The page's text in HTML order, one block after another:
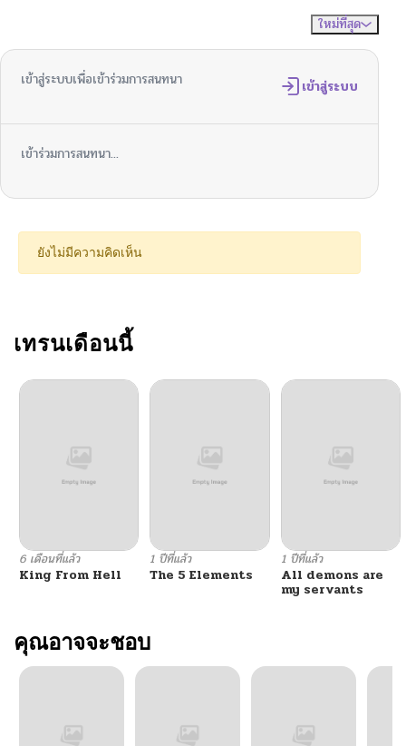
06/05/2025
ตอนที่ 37 06/02/2025
06/01/2025
ตอนที่ 34 06/01/2025
ตอนที่ 32
ตอนที่ 31
ตอนที่ 29 06/01/2025
ตอนที่ 28
ตอนที่ 27 06/01/2025
ตอนที่ 26
ใหม่ที่สุด
เข้าสู่ระบบเพื่อเข้าร่วมการสนทนา เข้าสู่ระบบ
เข้าร่วมการสนทนา...
ยังไม่มีความคิดเห็น
เทรนเดือนนี้
6 เดือนที่แล้ว
King From Hell
1 ปีที่แล้ว
The 5 Elements
1 ปีที่แล้ว
All demons are
my servants
คุณอาจจะชอบ